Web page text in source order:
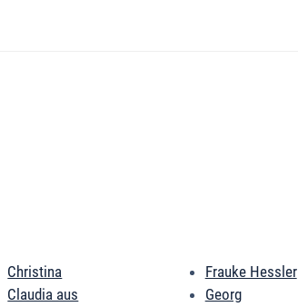
Christina
Claudia aus
Frauke Hessler
Georg